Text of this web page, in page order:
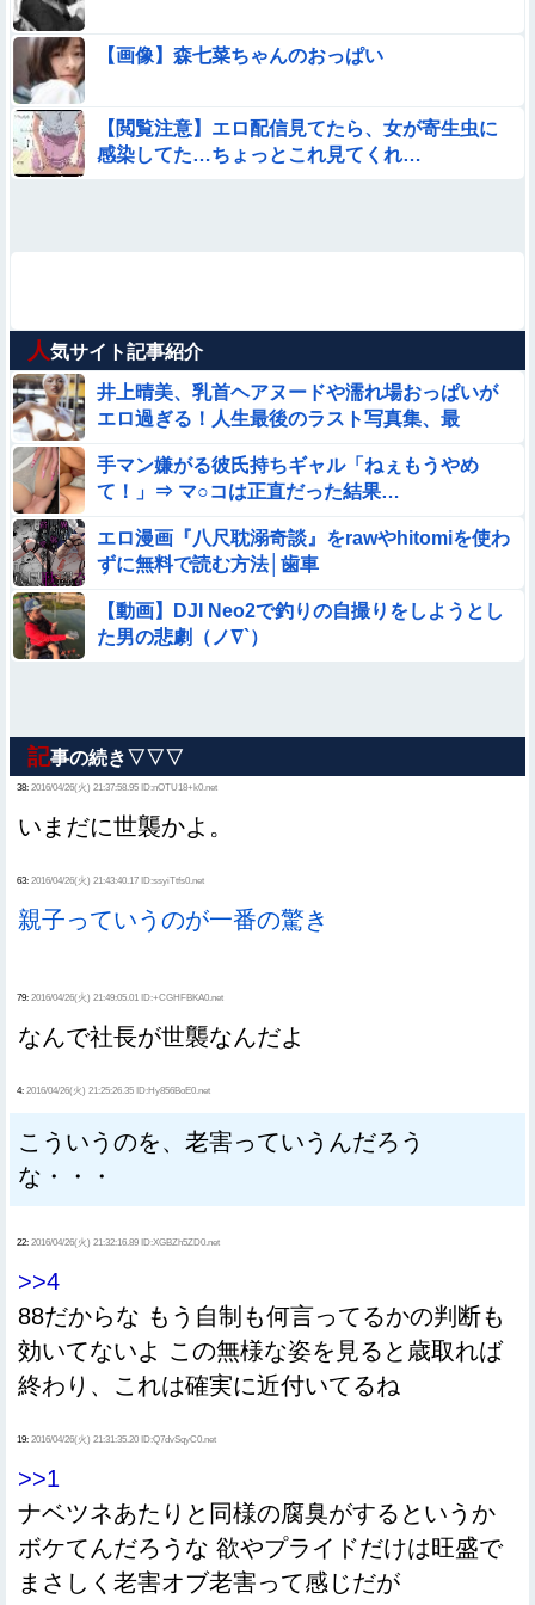
【画像】森七菜ちゃんのおっぱい
【閲覧注意】エロ配信見てたら、女が寄生虫に
感染してた…ちょっとこれ見てくれ…
人気サイト記事紹介
井上晴美、乳首ヘアヌードや濡れ場おっぱいが
エロ過ぎる！人生最後のラスト写真集、最
手マン嫌がる彼氏持ちギャル「ねぇもうやめ
て！」⇒ マ○コは正直だった結果…
エロ漫画『八尺耽溺奇談』をrawやhitomiを使わ
ずに無料で読む方法│歯車
【動画】DJI Neo2で釣りの自撮りをしようとし
た男の悲劇（ノ∇`）
記事の続き▽▽▽
38: 2016/04/26(火) 21:37:58.95 ID:nOTU18+k0.net
いまだに世襲かよ。
63: 2016/04/26(火) 21:43:40.17 ID:ssyiTtfs0.net
親子っていうのが一番の驚き
79: 2016/04/26(火) 21:49:05.01 ID:+CGHFBKA0.net
なんで社長が世襲なんだよ
4: 2016/04/26(火) 21:25:26.35 ID:Hy856BoE0.net
こういうのを、老害っていうんだろう
な・・・
22: 2016/04/26(火) 21:32:16.89 ID:XGBZh5ZD0.net
>>4
88だからな もう自制も何言ってるかの判断も
効いてないよ この無様な姿を見ると歳取れば
終わり、これは確実に近付いてるね
19: 2016/04/26(火) 21:31:35.20 ID:Q7dvSqyC0.net
>>1
ナベツネあたりと同様の腐臭がするというか
ボケてんだろうな 欲やプライドだけは旺盛で
まさしく老害オブ老害って感じだが